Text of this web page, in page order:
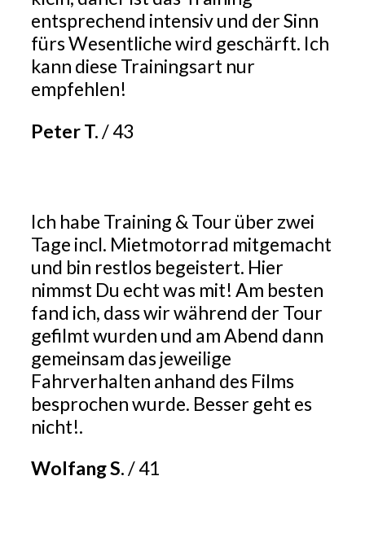
entsprechend intensiv und der Sinn
fürs Wesentliche wird geschärft. Ich
kann diese Trainingsart nur
empfehlen!
Peter T./43
Ich habe Training & Tour über zwei
Tage incl. Mietmotorrad mitgemacht
und bin restlos begeistert. Hier
nimmst Du echt was mit! Am besten
fand ich, dass wir während der Tour
gefilmt wurden und am Abend dann
gemeinsam das jeweilige
Fahrverhalten anhand des Films
besprochen wurde. Besser geht es
nicht!.
Wolfang S./41